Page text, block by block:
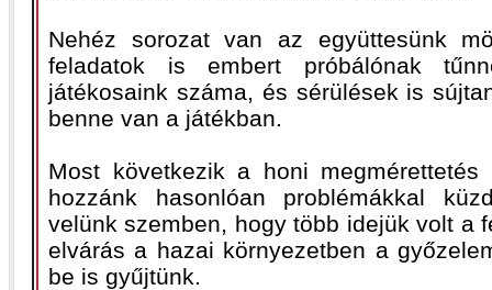
Nehéz sorozat van az együttesünk
feladatok is embert próbálónak
játékosaink száma, és sérülések is
benne van a játékban.
Most következik a honi
hozzánk hasonlóan problémákkal
velünk szemben, hogy több idejük volt a
elvárás a hazai környezetben a
be is gyűjtünk.